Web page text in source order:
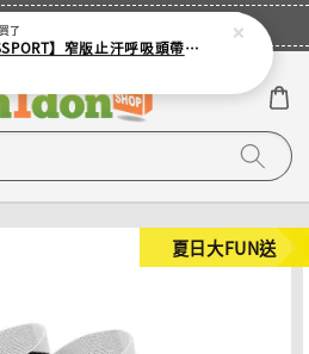
專屬折扣券！
夏日大FUN送
了
【COMPRESSPORT】窄版止汗呼吸頭帶2.0_【零碼】